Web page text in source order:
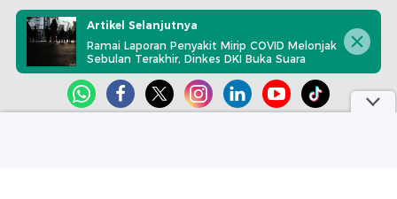
Redaksi Pedoman Media Siber Karir
Kotak Pos
Info Iklan
Privacy Policy Disclaimer
Artikel Selanjutnya
Ramai Laporan Penyakit Mirip COVID Melonjak
Sebulan Terakhir, Dinkes DKI Buka Suara